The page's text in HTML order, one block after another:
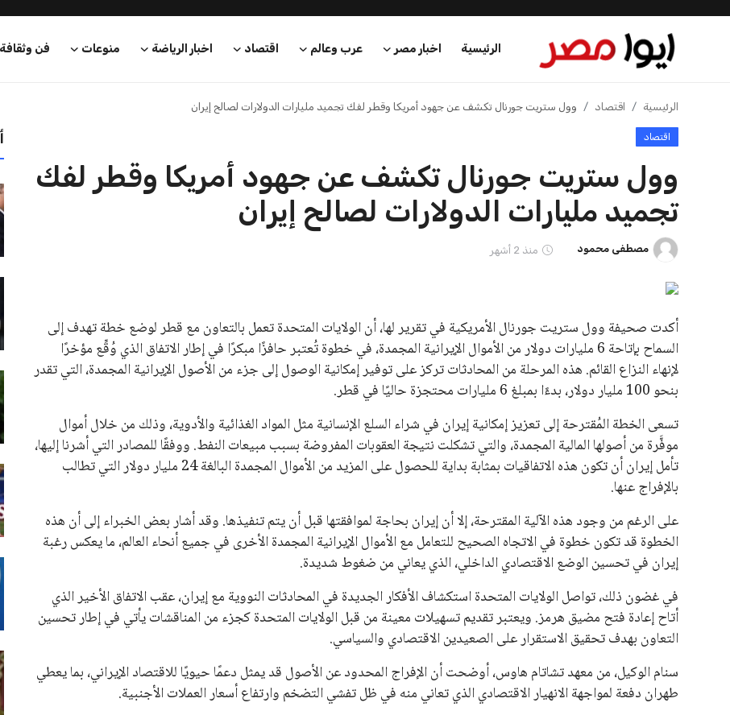
الرئيسية اخبار مصر عرب وعالم اقتصاد اخبار الرياضة منوعات فن وثقافة
الرئيسية
اخبار مصر
عرب وعالم
اخبار الرياضة
فن وثقافة
علوم وتكنولوجيا
المرأة والجمال
محافظات
الرئيسية اقتصاد وول ستريت جورنال تكشف عن جهود أمريكا وقطر لفك تجميد مليارات الدولارات لصالح إيران
اقتصاد
وول ستريت جورنال تكشف عن جهود أمريكا وقطر لفك
تجميد مليارات الدولارات لصالح إيران
مصطفى محمود منذ 2 أشهر
أكدت صحيفة وول ستريت جورنال الأمريكية في تقرير لها، أن الولايات المتحدة تعمل بالتعاون مع قطر لوضع خطة تهدف إلى
السماح بإتاحة 6 مليارات دولار من الأموال الإيرانية المجمدة، في خطوة تُعتبر حافزًا مبكرًا في إطار الاتفاق الذي وُقِّع مؤخرًا
لإنهاء النزاع القائم. هذه المرحلة من المحادثات تركز على توفير إمكانية الوصول إلى جزء من الأصول الإيرانية المجمدة، التي تقدر
بنحو 100 مليار دولار، بدءًا بمبلغ 6 مليارات محتجزة حاليًا في قطر.
تسعى الخطة المُقترحة إلى تعزيز إمكانية إيران في شراء السلع الإنسانية مثل المواد الغذائية والأدوية، وذلك من خلال أموال
موفَّرة من أصولها المالية المجمدة، والتي تشكلت نتيجة العقوبات المفروضة بسبب مبيعات النفط. ووفقًا للمصادر التي أشرنا إليها،
تأمل إيران أن تكون هذه الاتفاقيات بمثابة بداية للحصول على المزيد من الأموال المجمدة البالغة 24 مليار دولار التي تطالب
بالإفراج عنها.
على الرغم من وجود هذه الآلية المقترحة، إلا أن إيران بحاجة لموافقتها قبل أن يتم تنفيذها. وقد أشار بعض الخبراء إلى أن هذه
الخطوة قد تكون خطوة في الاتجاه الصحيح للتعامل مع الأموال الإيرانية المجمدة الأخرى في جميع أنحاء العالم، ما يعكس رغبة
إيران في تحسين الوضع الاقتصادي الداخلي، الذي يعاني من ضغوط شديدة.
في غضون ذلك، تواصل الولايات المتحدة استكشاف الأفكار الجديدة في المحادثات النووية مع إيران، عقب الاتفاق الأخير الذي
أتاح إعادة فتح مضيق هرمز. ويعتبر تقديم تسهيلات معينة من قبل الولايات المتحدة كجزء من المناقشات يأتي في إطار تحسين
التعاون بهدف تحقيق الاستقرار على الصعيدين الاقتصادي والسياسي.
سنام الوكيل، من معهد تشاتام هاوس، أوضحت أن الإفراج المحدود عن الأصول قد يمثل دعمًا حيويًا للاقتصاد الإيراني، بما يعطي
طهران دفعة لمواجهة الانهيار الاقتصادي الذي تعاني منه في ظل تفشي التضخم وارتفاع أسعار العملات الأجنبية.